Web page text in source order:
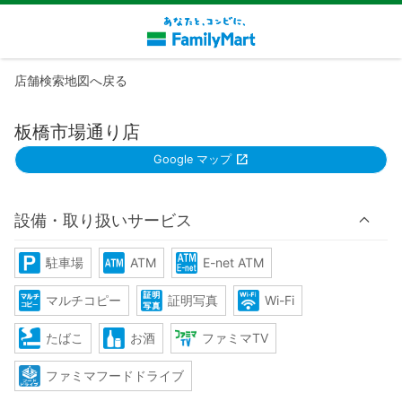
店舗検索地図へ戻る
板橋市場通り店
Google マップ
設備・取り扱いサービス
駐車場 ATM E-net ATM
マルチコピー 証明写真 Wi-Fi
たばこ お酒 ファミマTV
ファミマフードドライブ